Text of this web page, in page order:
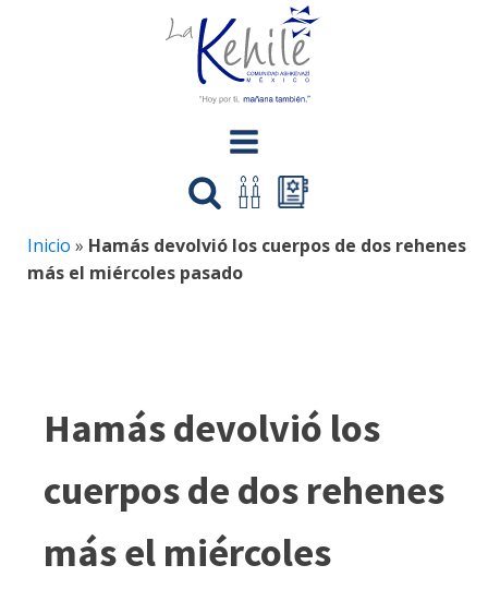
Inicio » Hamás devolvió los cuerpos de dos rehenes
más el miércoles pasado
Hamás devolvió los
cuerpos de dos rehenes
más el miércoles